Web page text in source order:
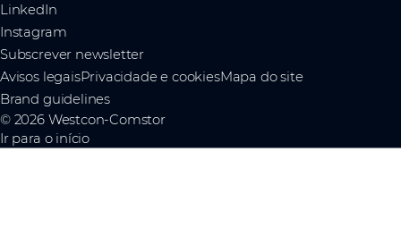
LinkedIn
Instagram
Subscrever newsletter
Avisos legaisPrivacidade e cookiesMapa do site
Brand guidelines
© 2026 Westcon-Comstor
Ir para o início